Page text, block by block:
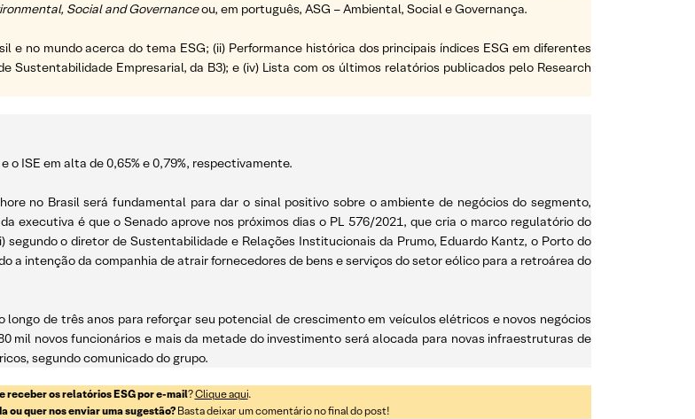
Social and Governanceou, em português, ASG – Ambiental, Social e Governança.
e no mundo acerca do tema ESG; (ii) Performance histórica dos principais índices ESG em diferentes
Sustentabilidade Empresarial, da B3); e (iv) Lista com os últimos relatórios publicados pelo Research
o ISE em alta de 0,65% e 0,79%, respectivamente.
no Brasil será fundamental para dar o sinal positivo sobre o ambiente de negócios do segmento,
executiva é que o Senado aprove nos próximos dias o PL 576/2021, que cria o marco regulatório do
segundo o diretor de Sustentabilidade e Relações Institucionais da Prumo, Eduardo Kantz, o Porto do
intenção da companhia de atrair fornecedores de bens e serviços do setor eólico para a retroárea do
longo de três anos para reforçar seu potencial de crescimento em veículos elétricos e novos negócios
mil novos funcionários e mais da metade do investimento será alocada para novas infraestruturas de
segundo comunicado do grupo.
receber os relatórios ESG por e-mail?Clique aqui.
ou quer nos enviar uma sugestão? Basta deixar um comentário no final do post!